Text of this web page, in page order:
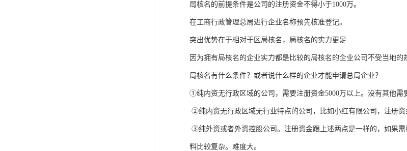
局核名的前提条件是公司的注册资金不得小于1000万。
在工商行政管理总局进行企业名称预先核准登记。
突出优势在于相对于区局核名，局核名的实力更足
因为拥有局核名的企业实力都是比较的局核名的企业公司不受当地的
局核名有什么条件？或者说什么样的企业才能申请总局企业？
①纯内资无行政区域的公司，需要注册资金5000万以上。没有其他
②纯内资无行政区域无行业特点的公司，比如小红有限公司，注册资
③纯外资或者外资控股公司。注册资金跟上述两点是一样的，如果
料比较复杂。难度大。